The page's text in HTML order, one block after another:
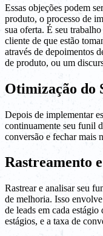
Essas objeções podem
produto, o processo de
sua oferta. É seu
cliente de que estão
através de depoimentos
de produto, ou um
Otimização do
Depois de implementar
continuamente seu funil
conversão e fechar mais
Rastreamento
Rastrear e analisar seu
de melhoria. Isso
de leads em cada
estágios, e a taxa de